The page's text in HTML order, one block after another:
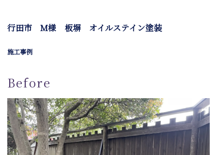
行田市 M様 板塀 オイルステイン塗装
施工事例
Before